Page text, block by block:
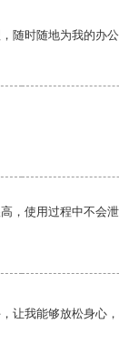
随时随地为我的办公
，使用过程中不会
让我能够放松身心，